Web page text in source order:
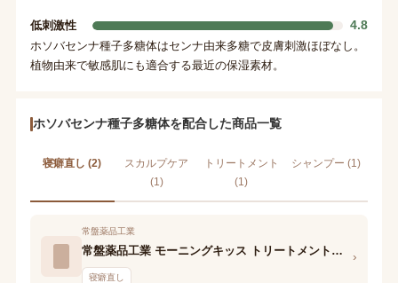
低刺激性 4.8
ホソバセンナ種子多糖体はセンナ由来多糖で皮膚刺激ほぼなし。
植物由来で敏感肌にも適合する最近の保湿素材。
ホソバセンナ種子多糖体を配合した商品一覧
寝癖直し (2)
スカルプケア
(1)
トリートメント
(1)
シャンプー (1)
常盤薬品工業
常盤薬品工業 モーニングキッス トリートメントヘアミスト 02 お目覚めローズの香り
寝癖直し
›